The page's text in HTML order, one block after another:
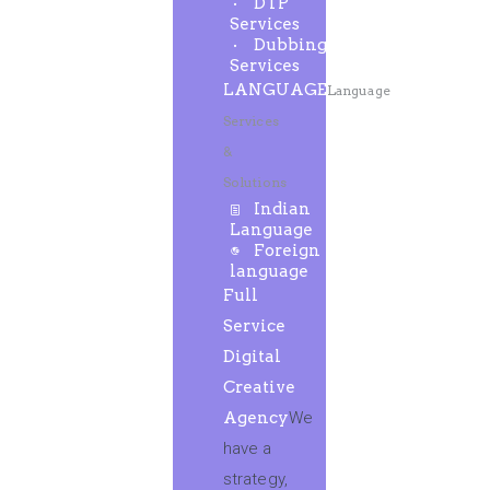
Services
Dubbing
Services
LANGUAGELanguage
Services
&
Solutions
Indian
Language
Foreign
language
Full
Service
Digital
Creative
AgencyWe
have a
strategy,